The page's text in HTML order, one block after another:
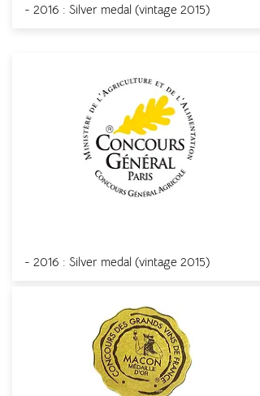
- 2016 : Silver medal (vintage 2015)
- 2016 : Silver medal (vintage 2015)